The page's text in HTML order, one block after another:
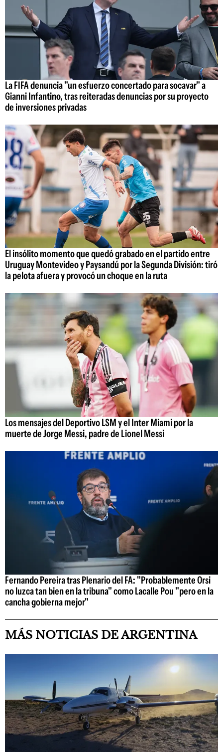
La FIFA denuncia "un esfuerzo concertado para socavar" a
Gianni Infantino, tras reiteradas denuncias por su proyecto
de inversiones privadas
El insólito momento que quedó grabado en el partido entre
Uruguay Montevideo y Paysandú por la Segunda División: tiró
la pelota afuera y provocó un choque en la ruta
Los mensajes del Deportivo LSM y el Inter Miami por la
muerte de Jorge Messi, padre de Lionel Messi
Fernando Pereira tras Plenario del FA: "Probablemente Orsi
no luzca tan bien en la tribuna" como Lacalle Pou "pero en la
cancha gobierna mejor"
MÁS NOTICIAS DE ARGENTINA